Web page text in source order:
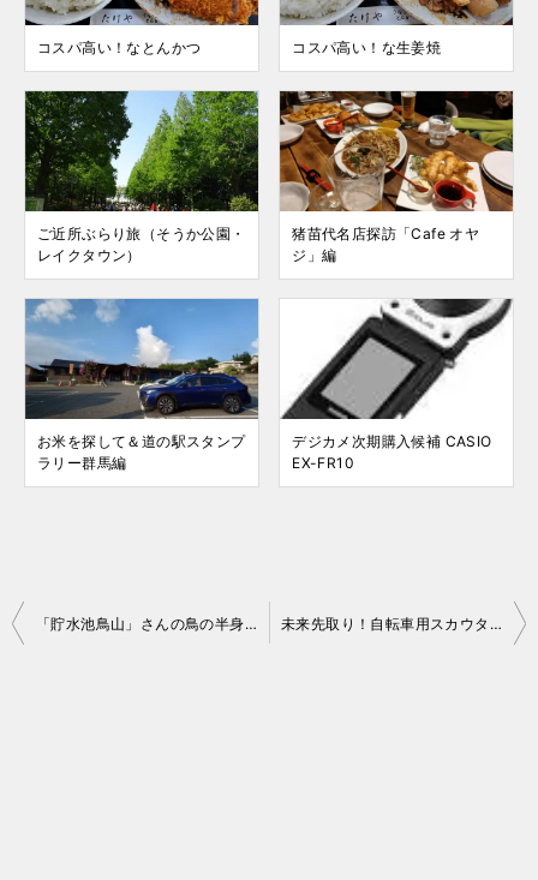
コスパ高い！なとんかつ コスパ高い！な生姜焼
ご近所ぶらり旅（そうか公園・
レイクタウン）
猪苗代名店探訪「Cafe オヤ
ジ」編
お米を探して＆道の駅スタンプ
ラリー群馬編
デジカメ次期購入候補 CASIO
EX-FR10
投
「貯水池鳥山」さんの鳥の半身揚げと蛍の夕べ 未来先取り！自転車用スカウター登場！